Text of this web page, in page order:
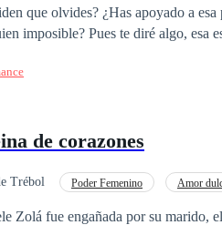
que olvides? ¿Has apoyado a
diré algo, esa es la rutina de una fan. ¿Pero que pasaría si un día tu sueño se hace
renunciar a todo.
de corazones
Trébol Poder Femenino Amor
Zolá fue engañada por su marido,